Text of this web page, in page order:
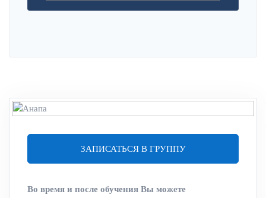
ЗАПИСАТЬСЯ В ГРУППУ
Во время и после обучения Вы можете